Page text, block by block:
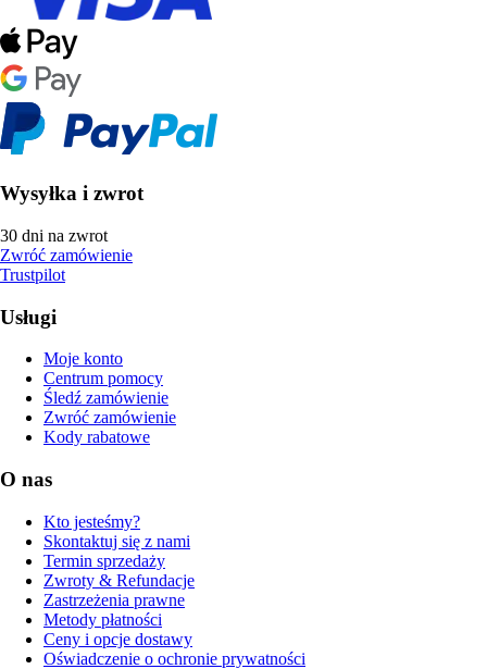
Wysyłka i zwrot
30 dni na zwrot
Zwróć zamówienie
Trustpilot
Usługi
Moje konto
Centrum pomocy
Śledź zamówienie
Zwróć zamówienie
Kody rabatowe
O nas
Kto jesteśmy?
Skontaktuj się z nami
Termin sprzedaży
Zwroty & Refundacje
Zastrzeżenia prawne
Metody płatności
Ceny i opcje dostawy
Oświadczenie o ochronie prywatności